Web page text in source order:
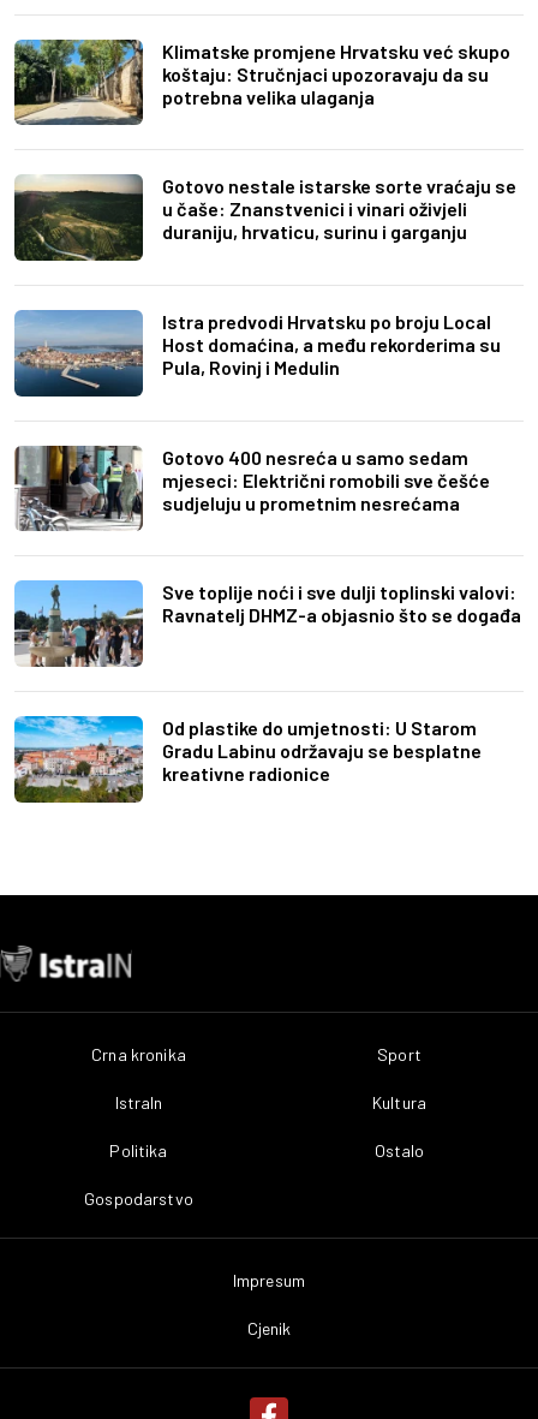
Klimatske promjene Hrvatsku već skupo
koštaju: Stručnjaci upozoravaju da su
potrebna velika ulaganja
Gotovo nestale istarske sorte vraćaju se
u čaše: Znanstvenici i vinari oživjeli
duraniju, hrvaticu, surinu i garganju
Istra predvodi Hrvatsku po broju Local
Host domaćina, a među rekorderima su
Pula, Rovinj i Medulin
Gotovo 400 nesreća u samo sedam
mjeseci: Električni romobili sve češće
sudjeluju u prometnim nesrećama
Sve toplije noći i sve dulji toplinski valovi:
Ravnatelj DHMZ-a objasnio što se događa
Od plastike do umjetnosti: U Starom
Gradu Labinu održavaju se besplatne
kreativne radionice
Crna kronika
IstraIn
Politika
Gospodarstvo
Sport
Kultura
Ostalo
Impresum
Cjenik